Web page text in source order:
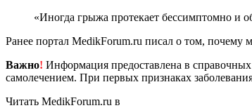
«Иногда грыжа протекает бессимптомно и
Ранее портал MedikForum.ru писал о том, почему
Важно! Информация предоставлена в
самолечением. При первых признаках заболевания
Читать MedikForum.ru в